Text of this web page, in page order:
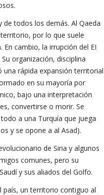
de todos los demás. Al Qaeda
por lo que suele
cambio, la irrupción del EI
organización, disciplina
rápida expansión territorial
en su mayoría por
bajo una interpretación
convertirse o morir. Se
a una Turquía que juega
y se opone a al Asad).
de Siria y algunos
comunes, pero su
y sus aliados del Golfo.
país, un territorio contiguo al